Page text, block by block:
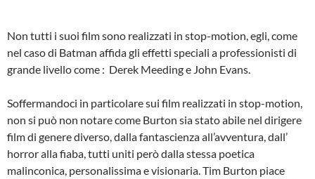
Non tutti i suoi film sono realizzati in stop-motion, egli, come
nel caso di Batman affida gli effetti speciali a professionisti di
grande livello come : Derek Meeding e John Evans.
Soffermandoci in particolare sui film realizzati in stop-motion,
non si può non notare come Burton sia stato abile nel dirigere
film di genere diverso, dalla fantascienza all’avventura, dall’
horror alla fiaba, tutti uniti però dalla stessa poetica
malinconica, personalissima e visionaria. Tim Burton piace